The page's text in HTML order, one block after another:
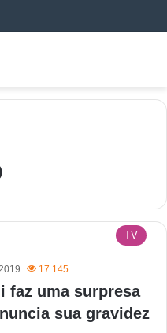
TV
17.145
faz uma surpresa
sua gravidez